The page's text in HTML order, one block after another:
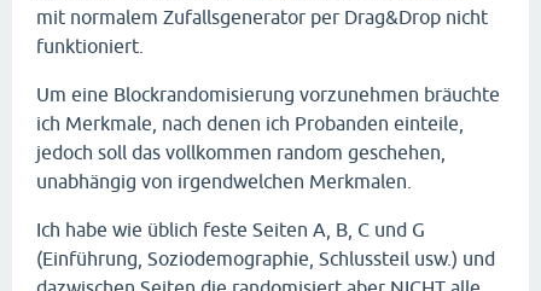
mit normalem Zufallsgenerator per Drag&Drop nicht
funktioniert.
Um eine Blockrandomisierung vorzunehmen bräuchte
ich Merkmale, nach denen ich Probanden einteile,
jedoch soll das vollkommen random geschehen,
unabhängig von irgendwelchen Merkmalen.
Ich habe wie üblich feste Seiten A, B, C und G
(Einführung, Soziodemographie, Schlussteil usw.) und